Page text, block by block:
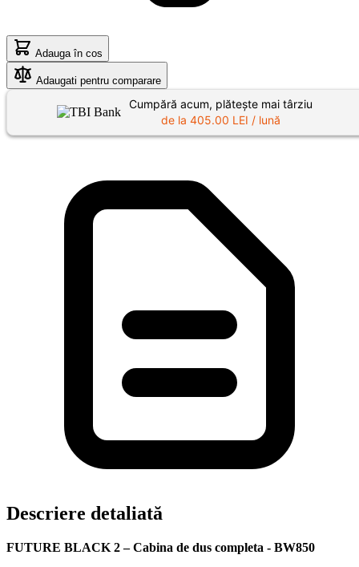
Adauga în cos
Adaugati pentru comparare
Cumpără acum, plătește mai târziu
de la 405.00 LEI / lună
Descriere detaliată
FUTURE BLACK 2 – Cabina de dus completa - BW850